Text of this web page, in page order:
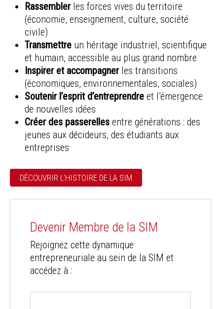
Rassemblerles forces vives du territoire
(économie, enseignement, culture, société
civile)
Transmettre un héritage industriel, scientifique
et humain, accessible au plus grand nombre
Inspirer et accompagnerles transitions
(économiques, environnementales, sociales)
Soutenir l’esprit d’entreprendre et l’émergence
de nouvelles idées
Créer des passerelles entre générations : des
jeunes aux décideurs, des étudiants aux
entreprises
DÉCOUVRIR L’HISTOIRE DE LA SIM
Devenir Membre de la SIM
Rejoignez cette dynamique
entrepreneuriale au sein de la SIM et
accédez à :